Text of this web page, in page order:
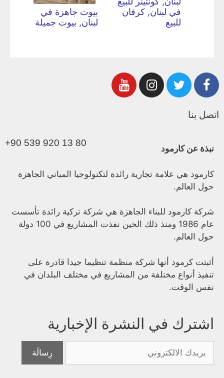
في لبنان, كرفان
للبيع
بيوت جاهزة في
لبنان, بيوت جميلة
اتصل بنا
+90 539 920 13 80
نبذة عن كارمود
كارمود هي علامة تجارية رائدة لتكنولوجيا المباني الجاهزة
حول العالم.
شركة كارمود للبناء الجاهزة هي شركة تركية رائدة تأسست
عام 1986 ومنذ ذلك الحين نفذت المشاريع في 100 دولة
حول العالم.
أثبتت كرمود أنها شركة منظمة تنظيما جيدا قادرة على
تنفيذ أنواع مختلفة من المشاريع في مختلف البلدان في
نفس الوقت.
اشترك في النشرة الإخبارية